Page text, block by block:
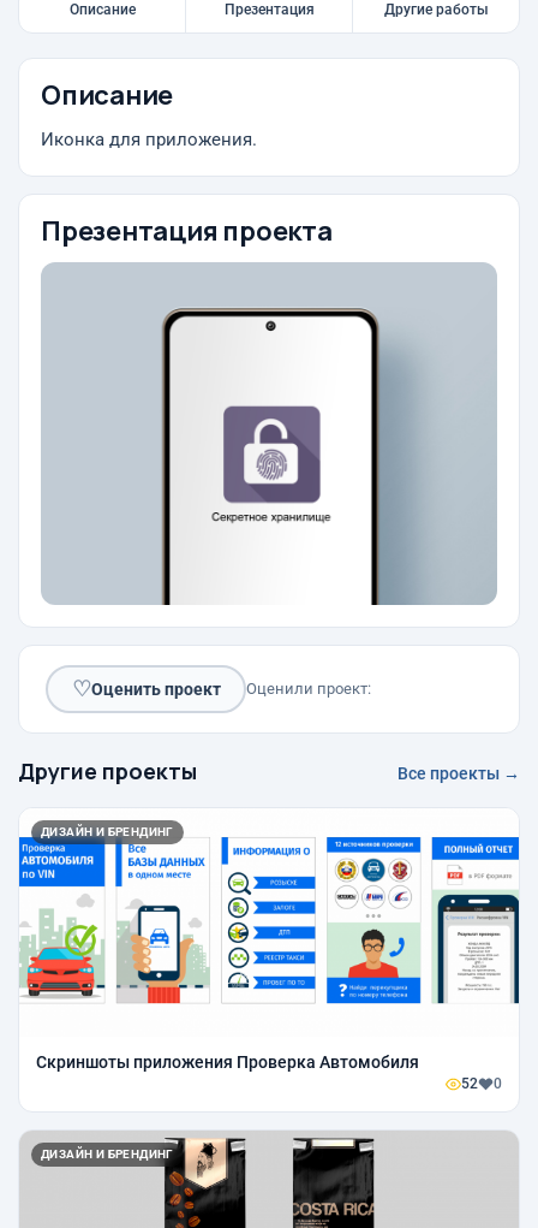
Описание Презентация Другие работы
Описание
Иконка для приложения.
Презентация проекта
♡Оценить проект Оценили проект:
Другие проекты Все проекты →
ДИЗАЙН И БРЕНДИНГ
Скриншоты приложения Проверка Автомобиля
52 0
ДИЗАЙН И БРЕНДИНГ